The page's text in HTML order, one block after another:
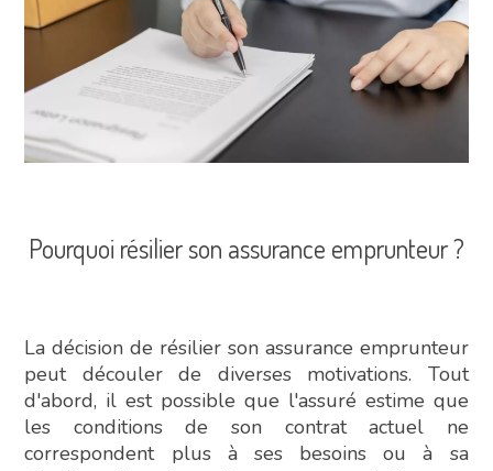
Pourquoi résilier son assurance emprunteur ?
La décision de résilier son assurance emprunteur
peut découler de diverses motivations. Tout
d'abord, il est possible que l'assuré estime que
les conditions de son contrat actuel ne
correspondent plus à ses besoins ou à sa